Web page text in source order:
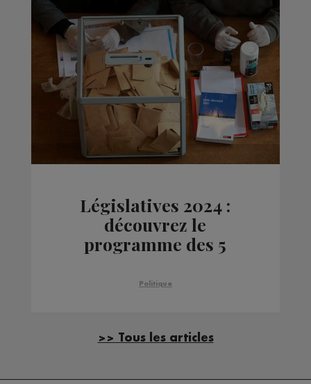
Législatives 2024 :
découvrez le
programme des 5
circonscription
Politique
>> Tous les articles